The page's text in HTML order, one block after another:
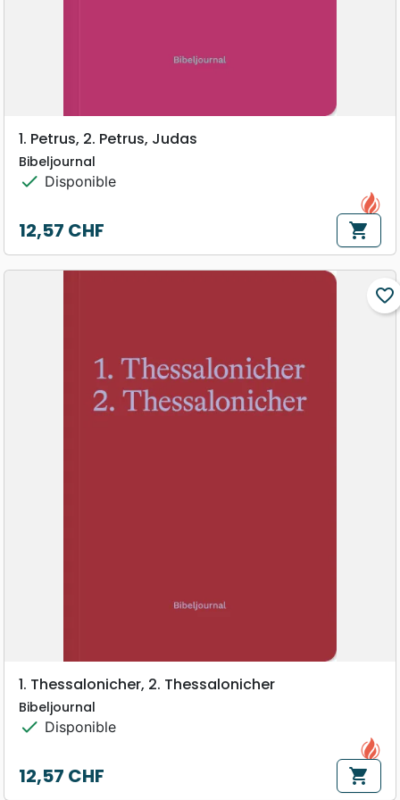
1. Petrus, 2. Petrus, Judas
Bibeljournal
check Disponible
Prix
12,57 CHF shopping_cart
favorite_border
1. Thessalonicher, 2. Thessalonicher
Bibeljournal
check Disponible
Prix
12,57 CHF shopping_cart